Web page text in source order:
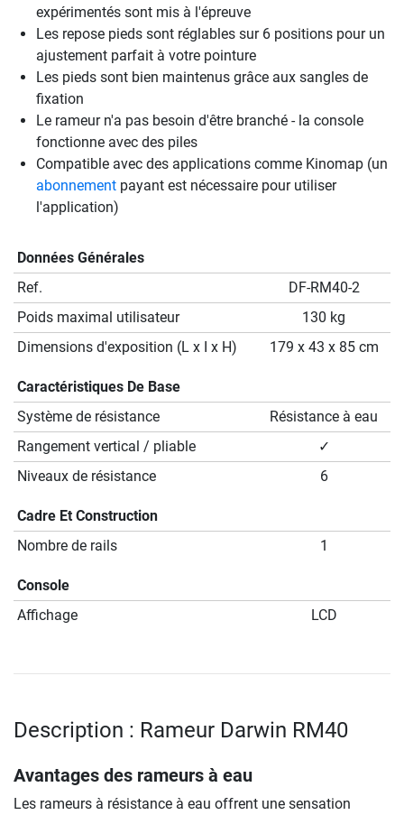
expérimentés sont mis à l'épreuve
Les repose pieds sont réglables sur 6 positions pour un
ajustement parfait à votre pointure
Les pieds sont bien maintenus grâce aux sangles de
fixation
Le rameur n'a pas besoin d'être branché - la console
fonctionne avec des piles
Compatible avec des applications comme Kinomap (un
abonnement payant est nécessaire pour utiliser
l'application)
Données Générales
Ref.
DF-RM40-2
Poids maximal utilisateur
130 kg
Dimensions d'exposition (L x I x H)
179 x 43 x 85 cm
Caractéristiques De Base
Système de résistance
Résistance à eau
Rangement vertical / pliable
✓
Niveaux de résistance
6
Cadre Et Construction
Nombre de rails
1
Console
Affichage
LCD
Description : Rameur Darwin RM40
Avantages des rameurs à eau
Les rameurs à résistance à eau offrent une sensation